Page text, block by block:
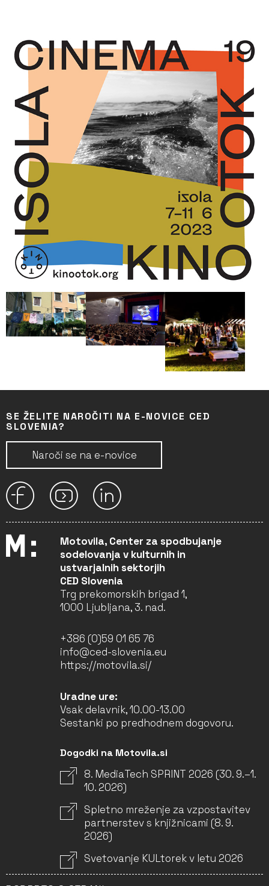
SE ŽELITE NAROČITI NA E-NOVICE CED
SLOVENIA?
Naroči se na e-novice
Motovila, Center za spodbujanje
sodelovanja v kulturnih in
ustvarjalnih sektorjih
CED Slovenia
Trg prekomorskih brigad 1,
1000 Ljubljana, 3. nad.
+386 (0)59 01 65 76
info@ced-slovenia.eu
https://motovila.si/
Uradne ure:
Vsak delavnik, 10.00-13.00
Sestanki po predhodnem dogovoru.
Dogodki na Motovila.si
8. MediaTech SPRINT 2026 (30. 9.–1.
10. 2026)
Spletno mreženje za vzpostavitev
partnerstev s knjižnicami (8. 9.
2026)
Svetovanje KULtorek v letu 2026